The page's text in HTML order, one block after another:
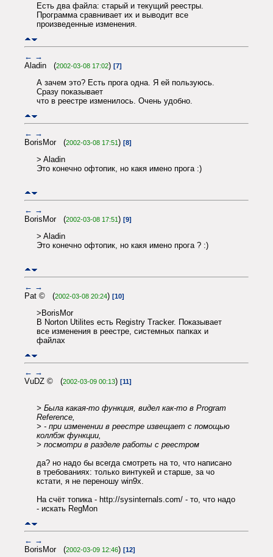
Есть два файла: старый и текущий реестры.
Программа сравнивает их и выводит все
произведенные изменения.
← →
Aladin (2002-03-08 17:02) [7]
А зачем это? Есть прога одна. Я ей пользуюсь.
Сразу показывает
что в реестре изменилось. Очень удобно.
← →
BorisMor (2002-03-08 17:51) [8]
> Aladin
Это конечно офтопик, но какя имено прога :)
← →
BorisMor (2002-03-08 17:51) [9]
> Aladin
Это конечно офтопик, но какя имено прога ? :)
← →
Pat © (2002-03-08 20:24) [10]
>BorisMor
В Norton Utilites есть Registry Tracker. Показывает
все изменения в реестре, системных папках и
файлах
← →
VuDZ © (2002-03-09 00:13) [11]
> Была какая-то функция, видел как-то в Program
Reference,
> - при изменении в реестре извещает с помощью
коллбэк функции,
> посмотри в разделе работы с реестром
да? но надо бы всегда смотреть на то, что написано
в требованиях: только винтукей и старше, за чо
кстати, я не переношу win9x.
На счёт топика - http://sysinternals.com/ - то, что надо
- искать RegMon
← →
BorisMor (2002-03-09 12:46) [12]